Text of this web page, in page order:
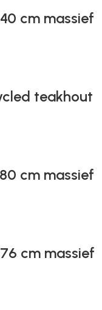
cm massief
teakhout
cm massief
cm massief